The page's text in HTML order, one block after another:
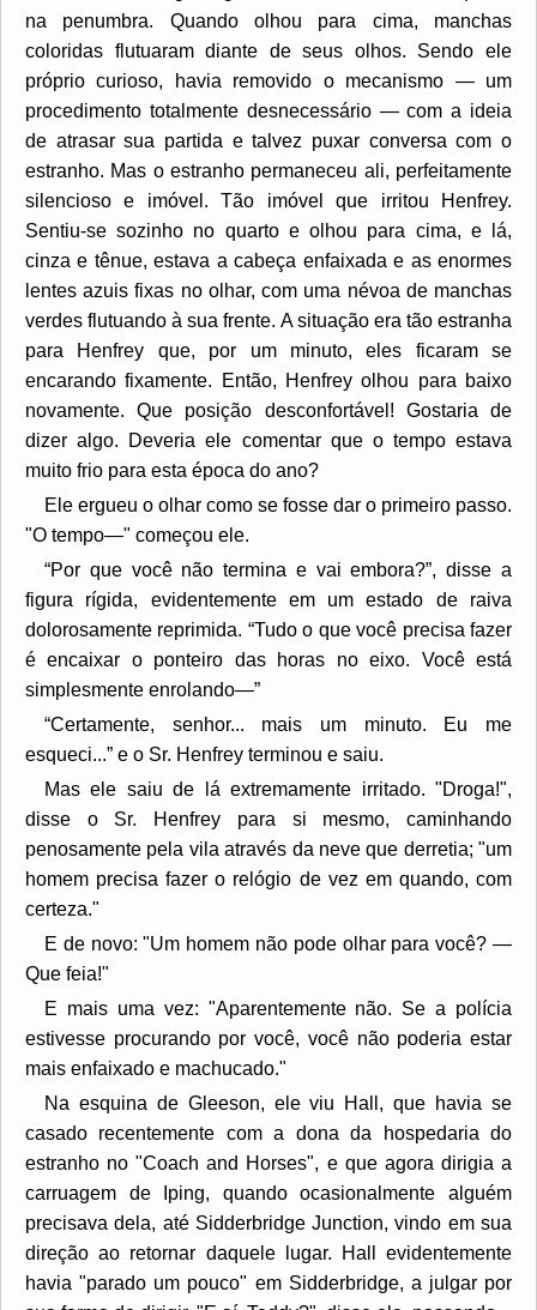
na penumbra. Quando olhou para cima, manchas
coloridas flutuaram diante de seus olhos. Sendo ele
próprio curioso, havia removido o mecanismo — um
procedimento totalmente desnecessário — com a ideia
de atrasar sua partida e talvez puxar conversa com o
estranho. Mas o estranho permaneceu ali, perfeitamente
silencioso e imóvel. Tão imóvel que irritou Henfrey.
Sentiu-se sozinho no quarto e olhou para cima, e lá,
cinza e tênue, estava a cabeça enfaixada e as enormes
lentes azuis fixas no olhar, com uma névoa de manchas
verdes flutuando à sua frente. A situação era tão estranha
para Henfrey que, por um minuto, eles ficaram se
encarando fixamente. Então, Henfrey olhou para baixo
novamente. Que posição desconfortável! Gostaria de
dizer algo. Deveria ele comentar que o tempo estava
muito frio para esta época do ano?
Ele ergueu o olhar como se fosse dar o primeiro passo.
"O tempo—" começou ele.
“Por que você não termina e vai embora?”, disse a
figura rígida, evidentemente em um estado de raiva
dolorosamente reprimida. “Tudo o que você precisa fazer
é encaixar o ponteiro das horas no eixo. Você está
simplesmente enrolando—”
“Certamente, senhor... mais um minuto. Eu me
esqueci...” e o Sr. Henfrey terminou e saiu.
Mas ele saiu de lá extremamente irritado. "Droga!",
disse o Sr. Henfrey para si mesmo, caminhando
penosamente pela vila através da neve que derretia; "um
homem precisa fazer o relógio de vez em quando, com
certeza."
E de novo: "Um homem não pode olhar para você? —
Que feia!"
E mais uma vez: "Aparentemente não. Se a polícia
estivesse procurando por você, você não poderia estar
mais enfaixado e machucado."
Na esquina de Gleeson, ele viu Hall, que havia se
casado recentemente com a dona da hospedaria do
estranho no "Coach and Horses", e que agora dirigia a
carruagem de Iping, quando ocasionalmente alguém
precisava dela, até Sidderbridge Junction, vindo em sua
direção ao retornar daquele lugar. Hall evidentemente
havia "parado um pouco" em Sidderbridge, a julgar por